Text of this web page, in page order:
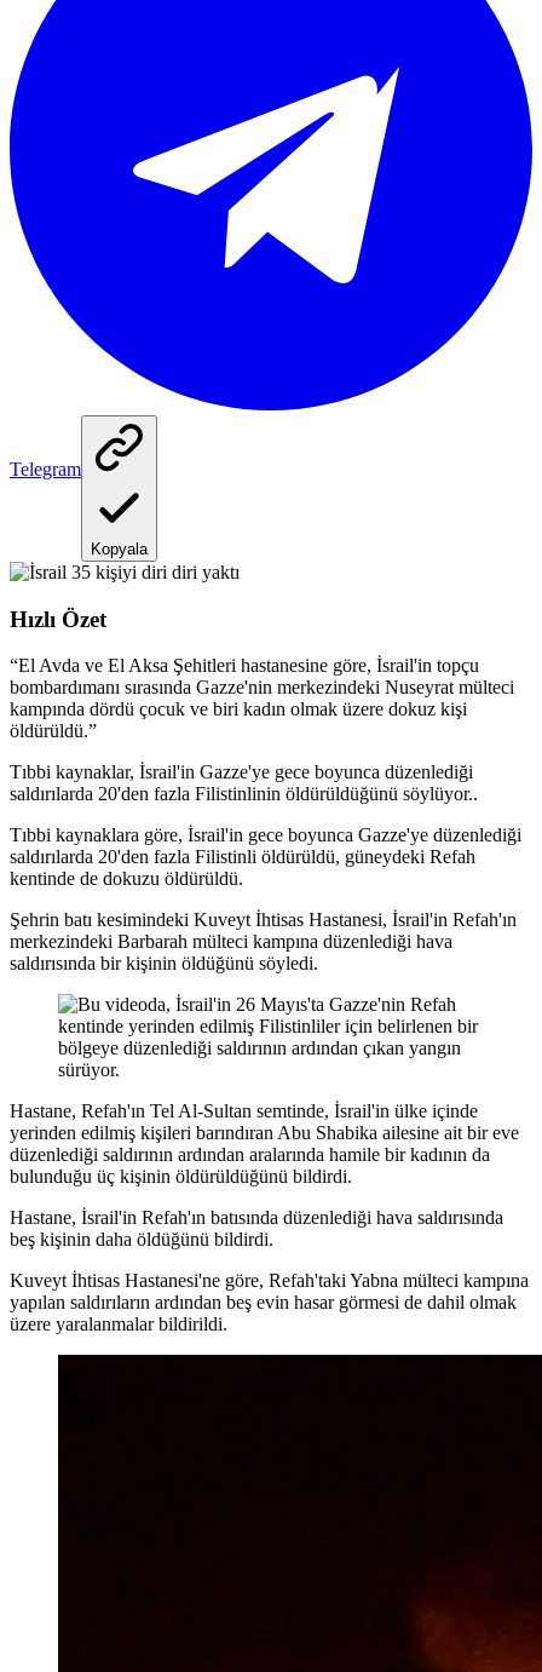
Telegram
Kopyala
Hızlı Özet
“El Avda ve El Aksa Şehitleri hastanesine göre, İsrail'in topçu
bombardımanı sırasında Gazze'nin merkezindeki Nuseyrat mülteci
kampında dördü çocuk ve biri kadın olmak üzere dokuz kişi
öldürüldü.”
Tıbbi kaynaklar, İsrail'in Gazze'ye gece boyunca düzenlediği
saldırılarda 20'den fazla Filistinlinin öldürüldüğünü söylüyor..
Tıbbi kaynaklara göre, İsrail'in gece boyunca Gazze'ye düzenlediği
saldırılarda 20'den fazla Filistinli öldürüldü, güneydeki Refah
kentinde de dokuzu öldürüldü.
Şehrin batı kesimindeki Kuveyt İhtisas Hastanesi, İsrail'in Refah'ın
merkezindeki Barbarah mülteci kampına düzenlediği hava
saldırısında bir kişinin öldüğünü söyledi.
Hastane, Refah'ın Tel Al-Sultan semtinde, İsrail'in ülke içinde
yerinden edilmiş kişileri barındıran Abu Shabika ailesine ait bir eve
düzenlediği saldırının ardından aralarında hamile bir kadının da
bulunduğu üç kişinin öldürüldüğünü bildirdi.
Hastane, İsrail'in Refah'ın batısında düzenlediği hava saldırısında
beş kişinin daha öldüğünü bildirdi.
Kuveyt İhtisas Hastanesi'ne göre, Refah'taki Yabna mülteci kampına
yapılan saldırıların ardından beş evin hasar görmesi de dahil olmak
üzere yaralanmalar bildirildi.